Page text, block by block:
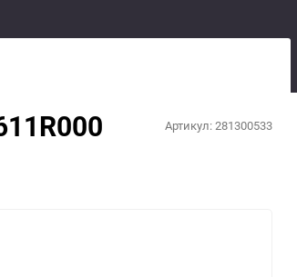
Артикул:281300533